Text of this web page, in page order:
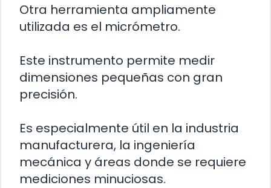
Otra herramienta ampliamente
utilizada es el micrómetro.
Este instrumento permite medir
dimensiones pequeñas con gran
precisión.
Es especialmente útil en la industria
manufacturera, la ingeniería
mecánica y áreas donde se requiere
mediciones minuciosas.